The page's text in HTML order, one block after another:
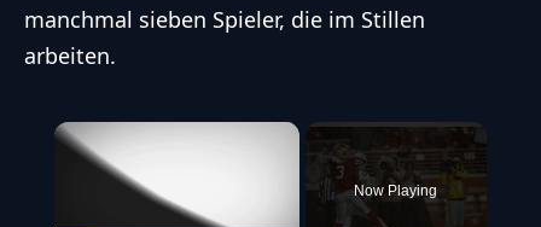
manchmal sieben Spieler, die im Stillen
arbeiten.
×
Now Playing